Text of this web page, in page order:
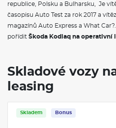
Progresivní řízení
Adaptivní podvozek (DCC+) a
Drive plus
Rezervní kolo (dojezdové)
Variabilní podlaha
KESSY - bezklíčové zamykání a
Virtuální pedál (elektrické víko
Elektricky nastavitelné bederní
republice, Polsku a Bulharsku, Je
časopisu Auto Test za rok 2017 a
magazínů Auto Express a What
pořídit Škoda Kodiaq na operativní
Skladové vozy
leasing
Skladem Bonus